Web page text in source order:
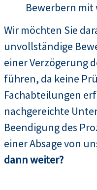
Bewerbern
Wir möchten Sie
unvollständige
einer Verzögerung
führen, da keine
Fachabteilungen
nachgereichte
Beendigung des
einer Absage von
dann weiter?